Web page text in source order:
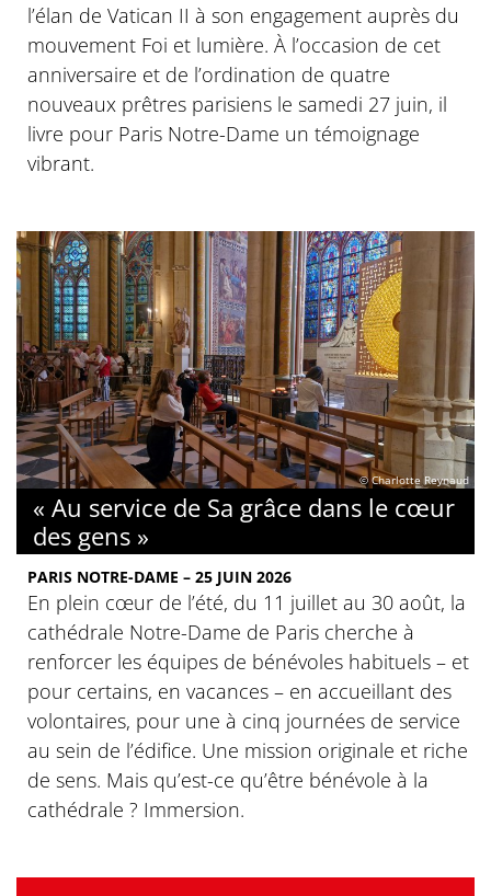
l’élan de Vatican II à son engagement auprès du
mouvement Foi et lumière. À l’occasion de cet
anniversaire et de l’ordination de quatre
nouveaux prêtres parisiens le samedi 27 juin, il
livre pour Paris Notre-Dame un témoignage
vibrant.
© Charlotte Reynaud
« Au service de Sa grâce dans le cœur
des gens »
PARIS NOTRE-DAME – 25 JUIN 2026
En plein cœur de l’été, du 11 juillet au 30 août, la
cathédrale Notre-Dame de Paris cherche à
renforcer les équipes de bénévoles habituels – et
pour certains, en vacances – en accueillant des
volontaires, pour une à cinq journées de service
au sein de l’édifice. Une mission originale et riche
de sens. Mais qu’est-ce qu’être bénévole à la
cathédrale ? Immersion.